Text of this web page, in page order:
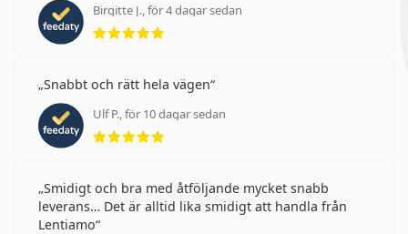
Birgitte J., för 4 dagar sedan
Betyg 5 av 5
Snabbt och rätt hela vägen
Ulf P., för 10 dagar sedan
Betyg 5 av 5
Smidigt och bra med åtföljande mycket snabb
leverans… Det är alltid lika smidigt att handla från
Lentiamo